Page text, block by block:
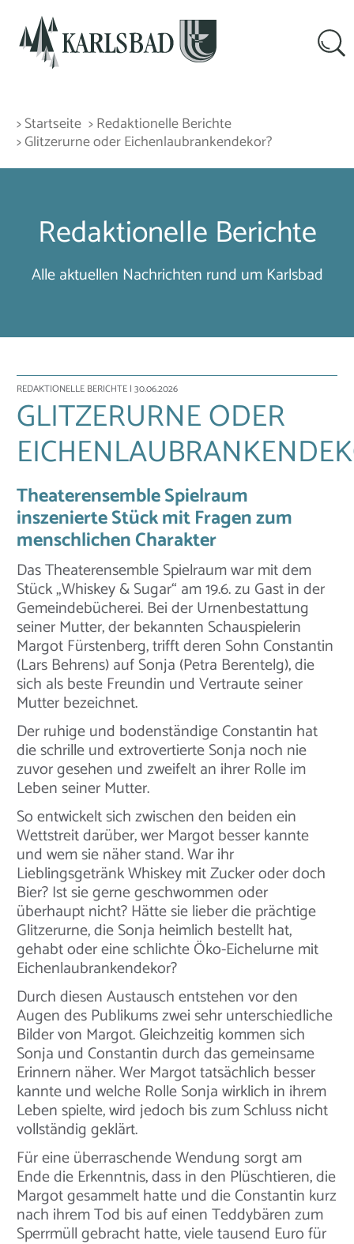
> Startseite > Redaktionelle Berichte
> Glitzerurne oder Eichenlaubrankendekor?
Redaktionelle Berichte
Alle aktuellen Nachrichten rund um Karlsbad
REDAKTIONELLE BERICHTE | 30.06.2026
GLITZERURNE ODER
Theaterensemble Spielraum
inszenierte Stück mit Fragen zum
menschlichen Charakter
Das Theaterensemble Spielraum war mit dem
Stück „Whiskey & Sugar“ am 19.6. zu Gast in der
Gemeindebücherei. Bei der Urnenbestattung
seiner Mutter, der bekannten Schauspielerin
Margot Fürstenberg, trifft deren Sohn Constantin
(Lars Behrens) auf Sonja (Petra Berentelg), die
sich als beste Freundin und Vertraute seiner
Mutter bezeichnet.
Der ruhige und bodenständige Constantin hat
die schrille und extrovertierte Sonja noch nie
zuvor gesehen und zweifelt an ihrer Rolle im
Leben seiner Mutter.
So entwickelt sich zwischen den beiden ein
Wettstreit darüber, wer Margot besser kannte
und wem sie näher stand. War ihr
Lieblingsgetränk Whiskey mit Zucker oder doch
Bier? Ist sie gerne geschwommen oder
überhaupt nicht? Hätte sie lieber die prächtige
Glitzerurne, die Sonja heimlich bestellt hat,
gehabt oder eine schlichte Öko-Eichelurne mit
Eichenlaubrankendekor?
Durch diesen Austausch entstehen vor den
Augen des Publikums zwei sehr unterschiedliche
Bilder von Margot. Gleichzeitig kommen sich
Sonja und Constantin durch das gemeinsame
Erinnern näher. Wer Margot tatsächlich besser
kannte und welche Rolle Sonja wirklich in ihrem
Leben spielte, wird jedoch bis zum Schluss nicht
vollständig geklärt.
Für eine überraschende Wendung sorgt am
Ende die Erkenntnis, dass in den Plüschtieren, die
Margot gesammelt hatte und die Constantin kurz
nach ihrem Tod bis auf einen Teddybären zum
Sperrmüll gebracht hatte, viele tausend Euro für